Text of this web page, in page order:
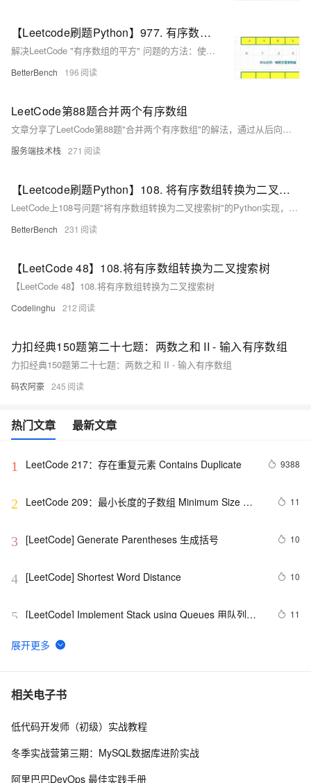
【Leetcode刷题Python】977. 有序数组的平方
解决LeetCode "有序数组的平方" 问题的方法：使用Python内置的快速排序、直接插入排序（但会超时）和双指针技术，并给出了每种方法的Python实现代码。
BetterBench 196
LeetCode第88题合并两个有序数组
文章分享了LeetCode第88题"合并两个有序数组"的解法，通过从后向前的合并策略避免了数组元素的前移，使用三个指针高效地完成了合并过程。
服务端技术栈 271
【Leetcode刷题Python】108. 将有序数组转换为二叉搜索树
LeetCode上108号问题"将有序数组转换为二叉搜索树"的Python实现，通过递归选取数组中间值作为根节点，构建高度平衡的二叉搜索树。
BetterBench 231
【LeetCode 48】108.将有序数组转换为二叉搜索树
【LeetCode 48】108.将有序数组转换为二叉搜索树
Codelinghu 212
力扣经典150题第二十七题：两数之和 II - 输入有序数组
力扣经典150题第二十七题：两数之和 II - 输入有序数组
码农阿豪 245
热门文章 最新文章
1 LeetCode 217：存在重复元素	Contains Duplicate 9388
2
LeetCode 209：最小长度的子数组 Minimum Size
11
3 [LeetCode] Generate Parentheses 生成括号 10
4 [LeetCode] Shortest Word Distance 10
5 [LeetCode] Implement Stack using Queues 用队列来
11
6 [LeetCode] Minimum Depth of Binary Tree
7 经典Leetcode算法题分享(字符串)
8 [LeetCode] Nim Game
相关电子书
低代码开发师（初级）实战教程
冬季实战营第三期：MySQL数据库进阶实战
阿里巴巴DevOps 最佳实践手册